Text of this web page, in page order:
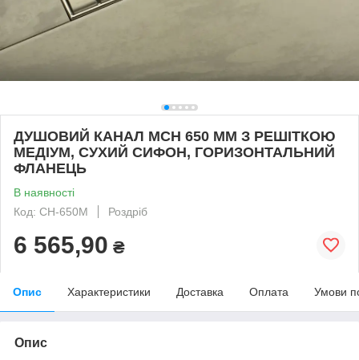
ДУШОВИЙ КАНАЛ МСН 650 ММ З РЕШІТКОЮ
МЕДІУМ, СУХИЙ СИФОН, ГОРИЗОНТАЛЬНИЙ
ФЛАНЕЦЬ
В наявності
Код: CH-650М
Роздріб
6 565,90 ₴
Опис Характеристики Доставка Оплата Умови
Опис